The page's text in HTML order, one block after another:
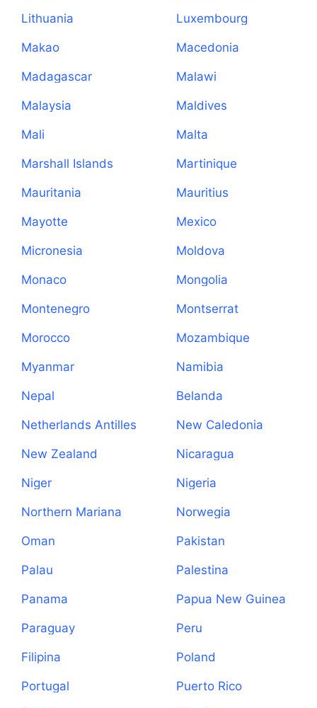
Lithuania Luxembourg
Makao Macedonia
Madagascar Malawi
Malaysia Maldives
Mali Malta
Marshall Islands Martinique
Mauritania Mauritius
Mayotte Mexico
Micronesia Moldova
Monaco Mongolia
Montenegro Montserrat
Morocco Mozambique
Myanmar Namibia
Nepal Belanda
Netherlands Antilles New Caledonia
New Zealand Nicaragua
Niger Nigeria
Northern Mariana
Norwegia
Oman Pakistan
Palau Palestina
Panama Papua New Guinea
Paraguay Peru
Filipina Poland
Portugal Puerto Rico